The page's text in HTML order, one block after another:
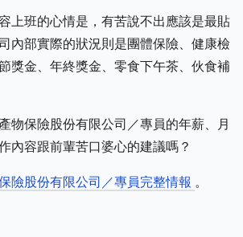
上班的心情是，有苦說不出應該是最貼
內部實際的狀況則是團體保險、健康檢
獎金、年終獎金、零食下午茶、伙食補
物保險股份有限公司／專員的年薪、月
內容跟前輩苦口婆心的建議嗎？
險股份有限公司／專員完整情報 。